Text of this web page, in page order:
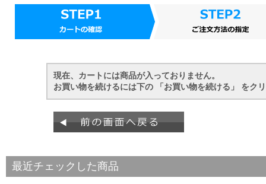
現在、カートには商品が入っておりません。
お買い物を続けるには下の 「お買い物を続ける」 をク
最近チェックした商品